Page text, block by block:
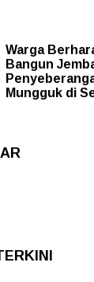
Warga
Bangun
Mungguk di